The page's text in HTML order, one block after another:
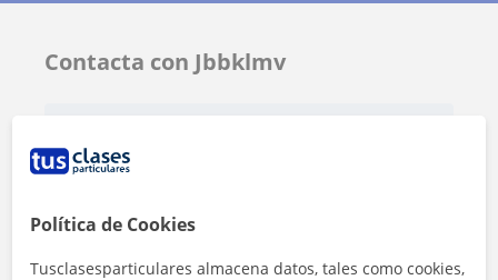
Contacta con Jbbklmv
Política de Cookies
Tusclasesparticulares almacena datos, tales como cookies,